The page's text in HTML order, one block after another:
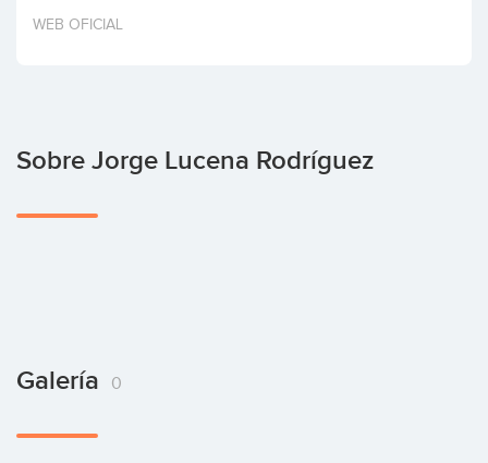
Invertir
WEB OFICIAL
Sobre Jorge Lucena Rodríguez
Galería 0